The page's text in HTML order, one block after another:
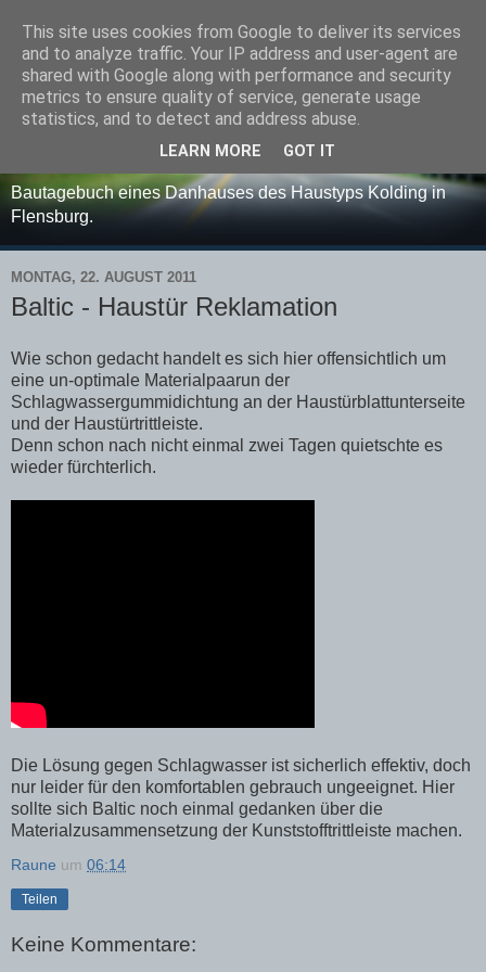
Danhaus - Haustyp:
Kolding - Bautagebuch
Bautagebuch eines Danhauses des Haustyps Kolding in
Flensburg.
MONTAG, 22. AUGUST 2011
Baltic - Haustür Reklamation
Wie schon gedacht handelt es sich hier offensichtlich um
eine un-optimale Materialpaarun der
Schlagwassergummidichtung an der Haustürblattunterseite
und der Haustürtrittleiste.
Denn schon nach nicht einmal zwei Tagen quietschte es
wieder fürchterlich.
Die Lösung gegen Schlagwasser ist sicherlich effektiv, doch
nur leider für den komfortablen gebrauch ungeeignet. Hier
sollte sich Baltic noch einmal gedanken über die
Materialzusammensetzung der Kunststofftrittleiste machen.
Raune um 06:14
Teilen
Keine Kommentare:
This site uses cookies from Google to deliver its services
and to analyze traffic. Your IP address and user-agent are
shared with Google along with performance and security
metrics to ensure quality of service, generate usage
statistics, and to detect and address abuse.
LEARN MORE GOT IT